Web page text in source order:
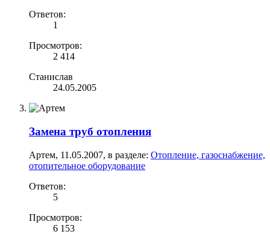
Ответов:
1
Просмотров:
2 414
Станислав
24.05.2005
Замена труб отопления
Артем, 11.05.2007, в разделе: Отопление, газоснабжение,
отопительное оборудование
Ответов:
5
Просмотров:
6 153